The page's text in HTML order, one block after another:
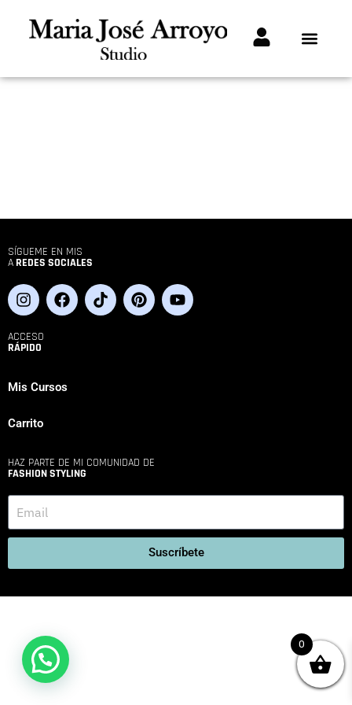
SÍGUEME EN MIS
AREDES SOCIALES
ACCESO
RÁPIDO
Mis Cursos
Carrito
HAZ PARTE DE MI COMUNIDAD DE
FASHION STYLING
Suscríbete
0